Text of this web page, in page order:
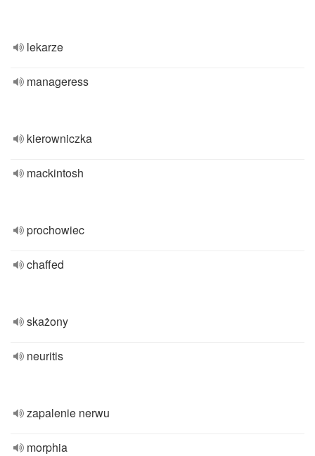
lekarze
manageress
kierowniczka
mackintosh
prochowiec
chaffed
skażony
neuritis
zapalenie nerwu
morphia